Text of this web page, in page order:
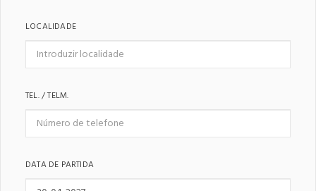
LOCALIDADE
TEL. / TELM.
DATA DE PARTIDA